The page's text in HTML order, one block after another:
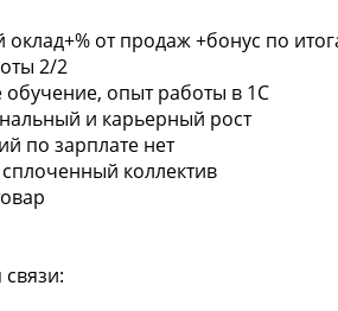
от продаж +бонус по
2/2
обучение, опыт работы в 1С
и карьерный рост
по зарплате нет
коллектив